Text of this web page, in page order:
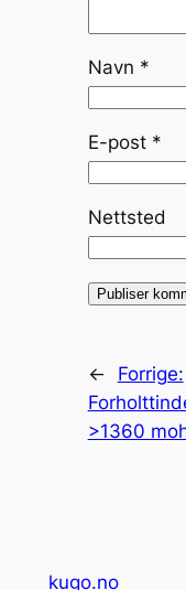
Navn *
E-post *
Nettsted
←
Forrige:
>1360
kugo.no